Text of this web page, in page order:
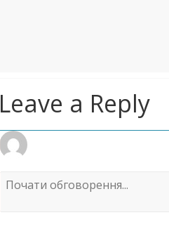
Leave a Reply